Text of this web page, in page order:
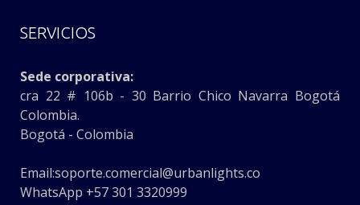
SERVICIOS
Sede corporativa:
cra 22 # 106b - 30 Barrio Chico Navarra Bogotá
Colombia.
Bogotá - Colombia
Email:soporte.comercial@urbanlights.co
WhatsApp +57 301 3320999